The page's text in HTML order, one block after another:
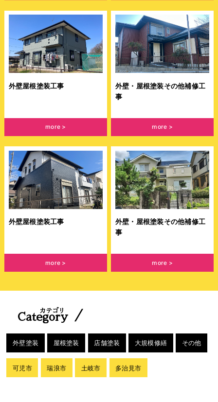
外壁屋根塗装工事
more
外壁・屋根塗装その他補修工
事
more
外壁屋根塗装工事
more
外壁・屋根塗装その他補修工
事
more
カテゴリ
Category ／
外壁塗装 屋根塗装 店舗塗装 大規模修繕 その他
可児市 瑞浪市 土岐市 多治見市